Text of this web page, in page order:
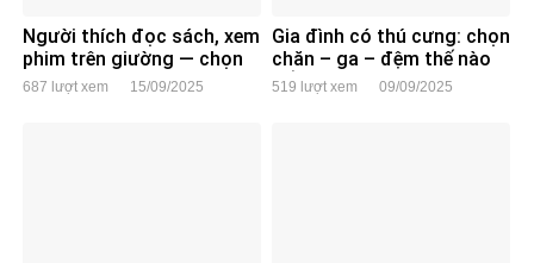
Người thích đọc sách, xem
phim trên giường — chọn
gối tựa nào cho đúng,
687 lượt xem 15/09/2025
Gia đình có thú cưng: chọn
chăn – ga – đệm thế nào
để không bị xù lông, bám
519 lượt xem 09/09/2025